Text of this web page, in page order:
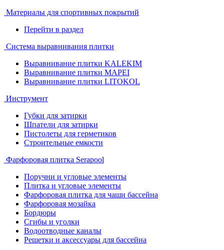
Материалы для спортивных покрытий
Перейти в раздел
Система выравнивания плитки
Выравнивание плитки KALEKIM
Выравнивание плитки MAPEI
Выравнивание плитки LITOKOL
Инструмент
Губки для затирки
Шпатели для затирки
Пистолеты для герметиков
Строительные емкости
Фарфоровая плитка Serapool
Поручни и угловые элементы
Плитка и угловые элементы
Фарфоровая плитка для чаши бассейна
Фарфоровая мозайка
Бордюры
Сгибы и уголки
Водоотводные каналы
Решетки и аксессуары для бассейна